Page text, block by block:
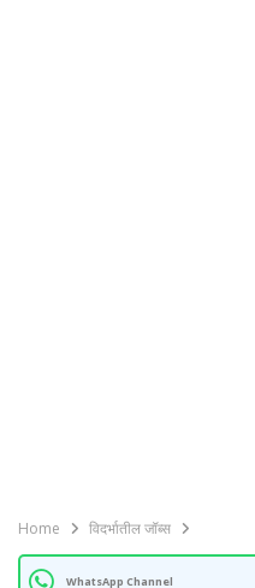
Home विदर्भातील जॉब्स
WhatsApp Channel